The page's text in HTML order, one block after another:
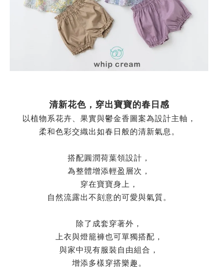
清新花色，穿出寶寶的春日感
以植物系花卉、果實與鬱金香圖案為設計主軸，
柔和色彩交織出如春日般的清新氣息。
搭配圓潤荷葉領設計，
為整體增添輕盈層次，
穿在寶寶身上，
自然流露出不刻意的可愛與氣質。
除了成套穿著外，
上衣與燈籠褲也可單獨搭配，
與家中現有服裝自由組合，
增添多樣穿搭樂趣。